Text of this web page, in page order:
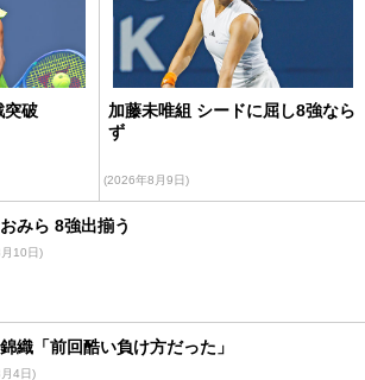
突破
加藤未唯組 シードに屈し8強なら
ず
(2026年8月9日)
みら 8強出揃う
10日)
織「前回酷い負け方だった」
4日)